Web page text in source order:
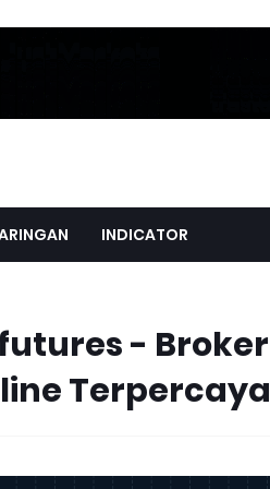
INDICATOR
- Broker
Terpercaya